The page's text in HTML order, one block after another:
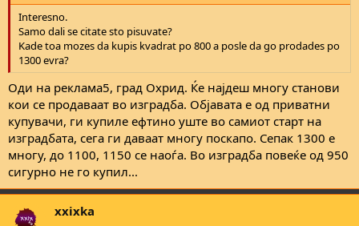
Interesno.
Samo dali se citate sto pisuvate?
Kade toa mozes da kupis kvadrat po 800 a posle da go prodades po
1300 evra?
Оди на реклама5, град Охрид. Ќе најдеш многу станови
кои се продаваат во изградба. Објавата е од приватни
купувачи, ги купиле ефтино уште во самиот старт на
изградбата, сега ги даваат многу поскапо. Сепак 1300 е
многу, до 1100, 1150 се наоѓа. Во изградба повеќе од 950
сигурно не го купил...
xxixka